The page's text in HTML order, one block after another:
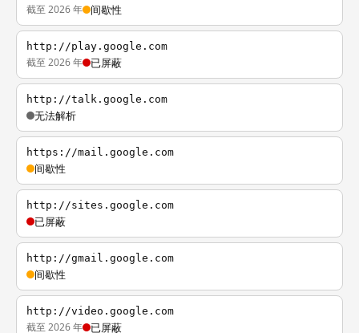
截至 2026 年 间歇性
http://play.google.com
截至 2026 年 已屏蔽
http://talk.google.com
无法解析
https://mail.google.com
间歇性
http://sites.google.com
已屏蔽
http://gmail.google.com
间歇性
http://video.google.com
截至 2026 年 已屏蔽